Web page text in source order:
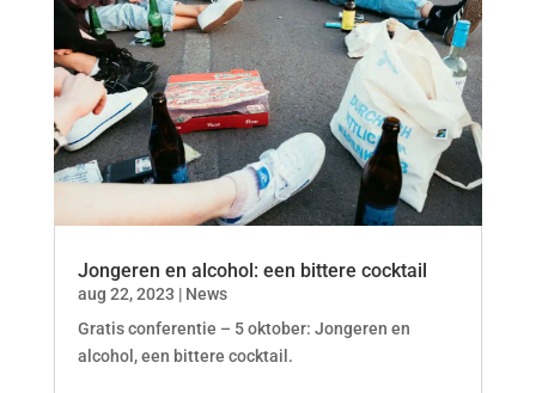
Jongeren en alcohol: een bittere cocktail
aug 22, 2023 | News
Gratis conferentie – 5 oktober: Jongeren en
alcohol, een bittere cocktail.